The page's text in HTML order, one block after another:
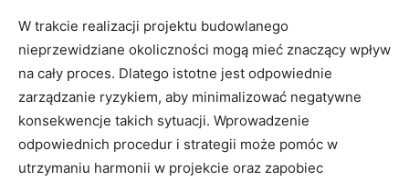
W trakcie realizacji⁢ projektu budowlanego
nieprzewidziane ⁤okoliczności mogą mieć⁣ znaczący wpływ
na cały proces. Dlatego istotne jest odpowiednie
zarządzanie ryzykiem, ‌aby minimalizować negatywne
konsekwencje takich sytuacji.​ Wprowadzenie
odpowiednich procedur⁤ i strategii może pomóc w
utrzymaniu harmonii w projekcie⁣ oraz zapobiec